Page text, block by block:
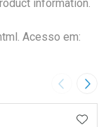
information.
Acesso em:
Imagem
FAVORITOS